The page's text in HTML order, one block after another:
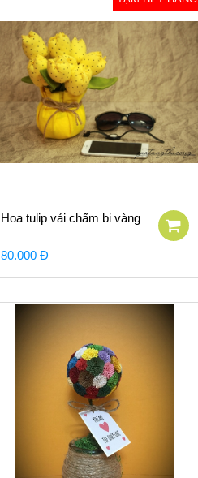
Hoa tulip vải chấm bi vàng
80.000 Đ